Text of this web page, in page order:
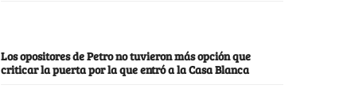
Los opositores de Petro no tuvieron más opción que
criticar la puerta por la que entró a la Casa Blanca